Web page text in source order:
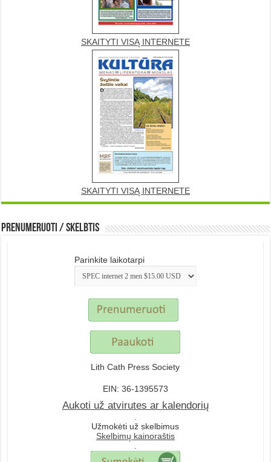
SKAITYTI VISĄ INTERNETE
SKAITYTI VISĄ INTERNETE
Prenumeruoti / Skelbtis
Parinkite laikotarpi
Lith Cath Press Society
EIN: 36-1395573
Aukoti už atvirutes ar kalendorių
Užmokėti už skelbimus
Skelbimų kainoraštis